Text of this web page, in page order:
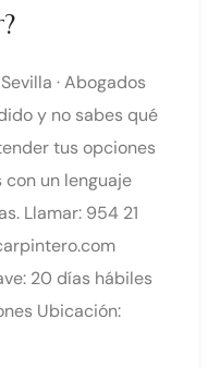
· Abogados
y no sabes qué
tus opciones
un lenguaje
Llamar: 954 21
20 días hábiles
Ubicación: